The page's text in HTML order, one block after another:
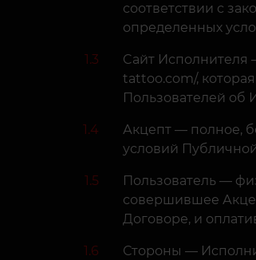
соответствии с
определенных
1.3
Cайт Исполнителя
tattoo.com/,
Пользователей об
1.4
Акцепт — полное,
условий
1.5
Пользователь —
совершившее
Договоре, и
1.6 Стороны —